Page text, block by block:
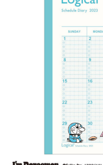
ロジカルノートタイプ
ドラえもんのデザイン
メーカー希望小売価格：
裏面も可愛いキャラクターデ